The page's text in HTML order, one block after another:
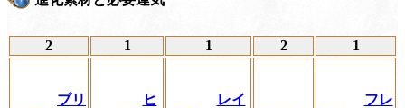
2 1 1 2 1
ブリ
ヒ
レイ
フレ